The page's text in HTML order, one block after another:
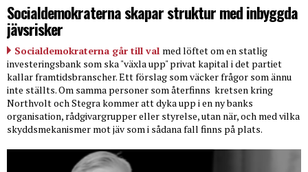
Socialdemokraterna skapar struktur med inbyggda
jävsrisker
Socialdemokraterna går till val med löftet om en statlig
investeringsbank som ska "växla upp" privat kapital i det partiet
kallar framtidsbranscher. Ett förslag som väcker frågor som ännu
inte ställts. Om samma personer som återfinns kretsen kring
Northvolt och Stegra kommer att dyka upp i en ny banks
organisation, rådgivargrupper eller styrelse, utan när, och med vilka
skyddsmekanismer mot jäv som i sådana fall finns på plats.